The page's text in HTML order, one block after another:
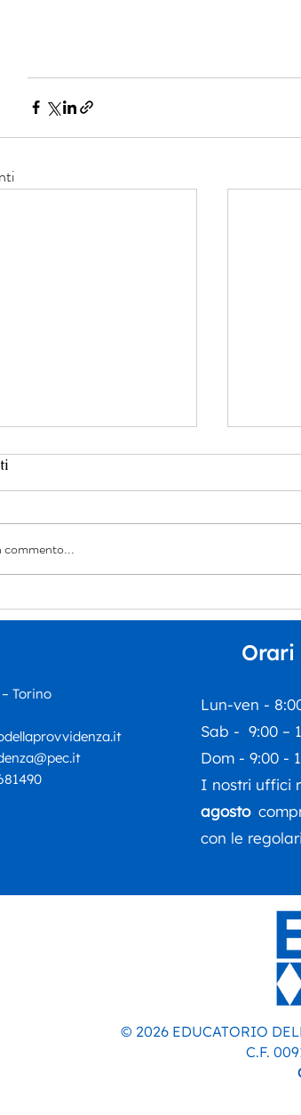
e ricerca della
commento...
Torino
Orari
Lun-ven -
Sab - 9:00 –
Dom - 9:00 -
I nostri uffici
agosto
con le
© 2026 EDUCATORIO
C.F.